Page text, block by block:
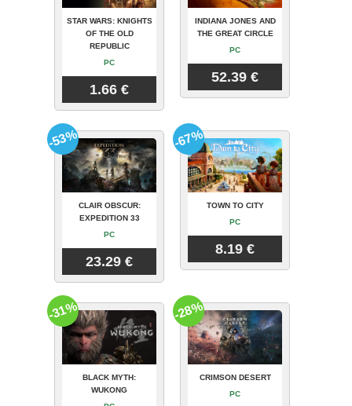
STAR WARS: KNIGHTS
OF THE OLD
REPUBLIC
PC
1.66 €
INDIANA JONES AND
THE GREAT CIRCLE
PC
52.39 €
CLAIR OBSCUR:
EXPEDITION 33
PC
23.29 €
-53%
TOWN TO CITY
PC
8.19 €
-67%
BLACK MYTH:
WUKONG
-31%
CRIMSON DESERT
PC
-28%